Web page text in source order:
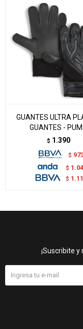
GUANTES ULTRA
GUANTES -
$ 1.390
$
$
$
¡Suscribite